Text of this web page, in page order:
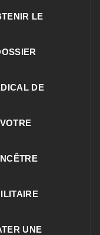
LE
DE
VOTRE
UNE